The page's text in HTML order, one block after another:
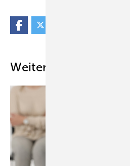
Weitere Inhalte